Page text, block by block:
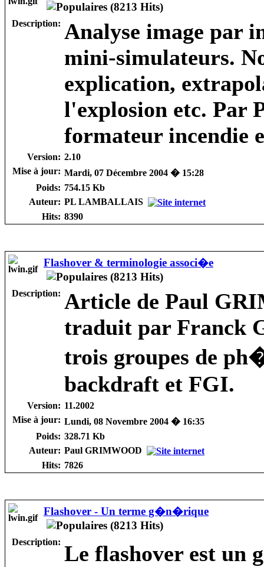
Description: Analyse image par
mini-simulateurs.
explication,
l'explosion etc. Par
formateur incendie
Version: 2.10
Mise à jour: Mardi, 07 Décembre 2004 � 15:28
Poids: 754.15 Kb
Auteur: PL LAMBALLAIS
Hits: 8390
Flashover & terminologie associ�e
Description: Article de Paul
traduit par Franck
trois groupes de
backdraft et FGI.
Version: 11.2002
Mise à jour: Lundi, 08 Novembre 2004 � 16:35
Poids: 328.71 Kb
Auteur: Paul GRIMWOOD
Hits: 7826
Flashover - Un terme g�n�rique
Description: Le flashover est un